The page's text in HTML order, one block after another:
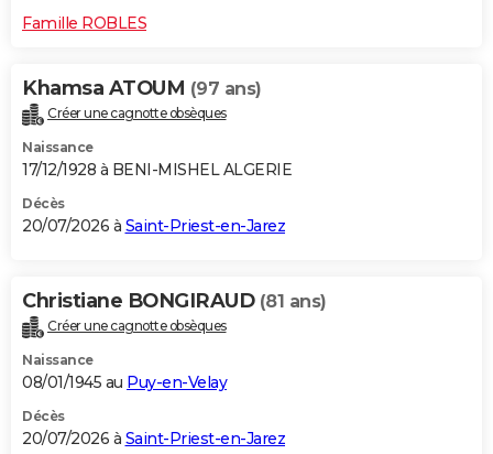
Famille ROBLES
Khamsa ATOUM (97 ans)
Créer une cagnotte obsèques
Naissance
17/12/1928 à BENI-MISHEL ALGERIE
Décès
20/07/2026 à Saint-Priest-en-Jarez
Christiane BONGIRAUD (81 ans)
Créer une cagnotte obsèques
Naissance
08/01/1945 au Puy-en-Velay
Décès
20/07/2026 à Saint-Priest-en-Jarez